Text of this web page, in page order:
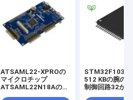
ATSAML22-XPROの
マイクロチップ
ATSAML22N18Aのマ
512 KBの腕の
制御回路32か